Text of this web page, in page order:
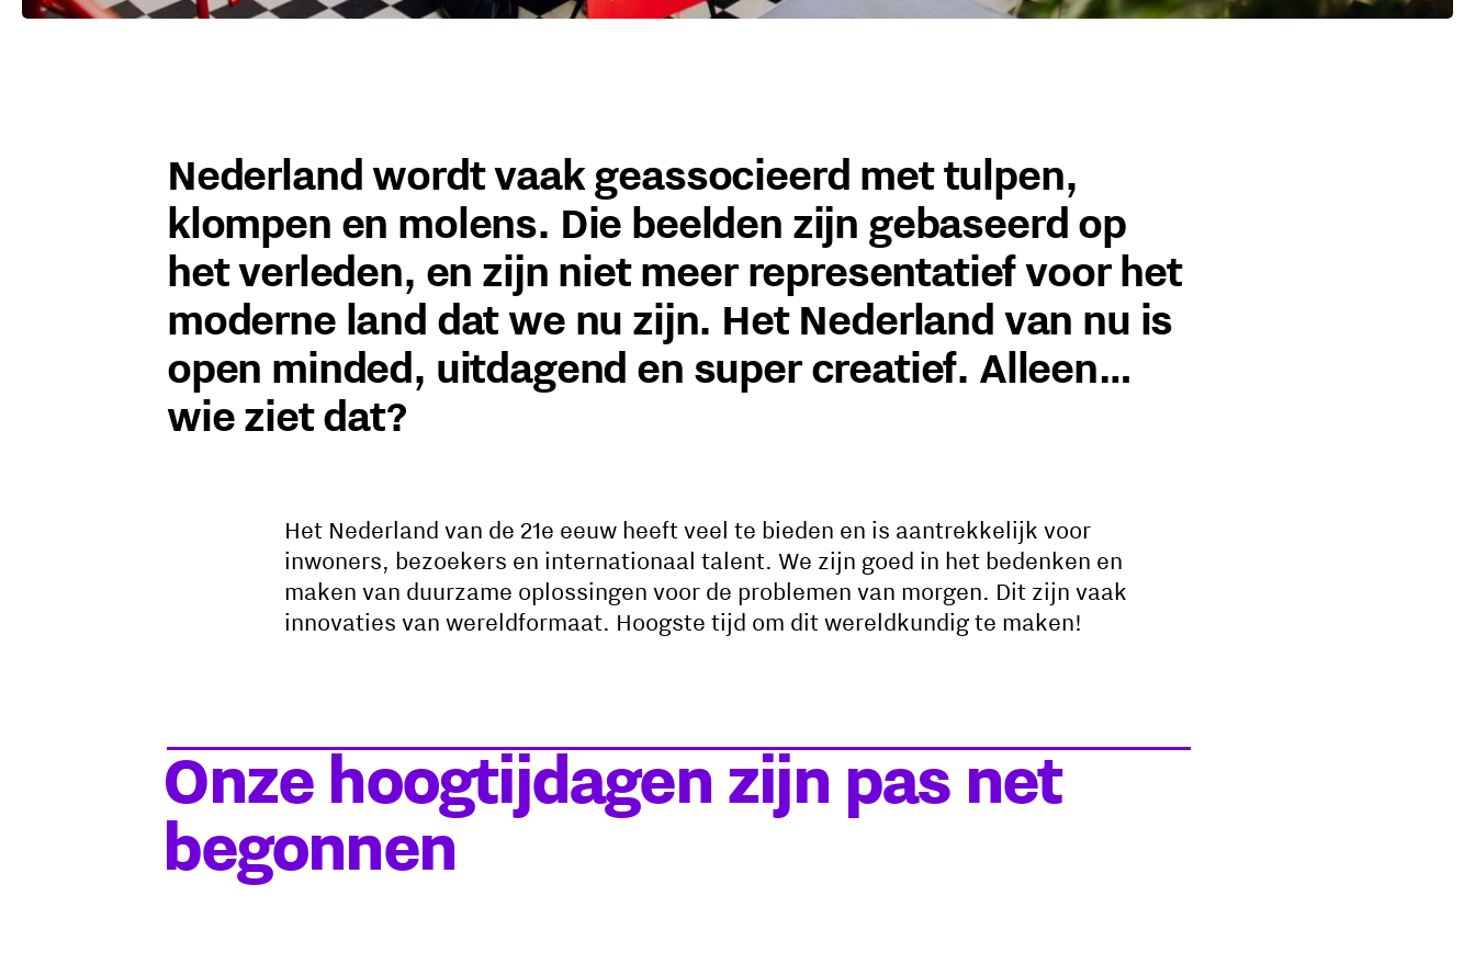
Nederland wordt vaak geassocieerd met tulpen,
klompen en molens. Die beelden zijn gebaseerd op
het verleden, en zijn niet meer representatief voor het
moderne land dat we nu zijn. Het Nederland van nu is
open minded, uitdagend en super creatief. Alleen…
wie ziet dat?
Het Nederland van de 21e eeuw heeft veel te bieden en is aantrekkelijk voor
inwoners, bezoekers en internationaal talent. We zijn goed in het bedenken en
maken van duurzame oplossingen voor de problemen van morgen. Dit zijn vaak
innovaties van wereldformaat. Hoogste tijd om dit wereldkundig te maken!
Onze hoogtijdagen zijn pas net
begonnen